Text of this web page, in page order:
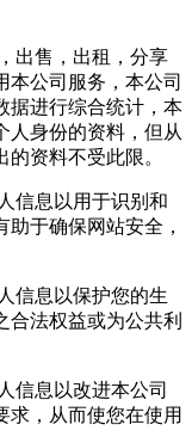
出售，出租，分享
本公司服务，本公司
据进行综合统计，本
人身份的资料，但从
资料不受此限。
信息以用于识别和
助于确保网站安全，
信息以保护您的生
合法权益或为公共利
信息以改进本公司
求，从而使您在使用